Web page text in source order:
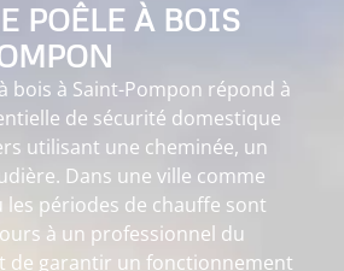
POÊLE À BOIS
bois à Saint-Pompon répond à
de sécurité domestique
utilisant une cheminée, un
Dans une ville comme
les périodes de chauffe sont
à un professionnel du
de garantir un fonctionnement